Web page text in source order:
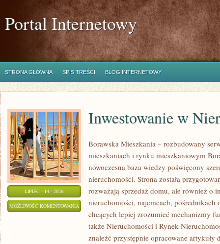
Portal Internetowy
STRONA GŁÓWNA SPIS TREŚCI BLOG INTERNETOWY
LIPIEC - 14 - 2026
MOŻLIWOŚĆ KOMENTOWANIA INWESTOWANIE
NIERUCHOMOŚCI
Inwestowanie w
Borawska Mieszkania – rozbudowany
mieszkaniach i rynku mieszkaniowym
nowoczesna baza wiedzy poświęcony
nieruchomości. Strona została
rozważają sprzedaż domu, ale również o
nieruchomości, najemcach,
chcących lepiej zrozumieć mechanizmy
także Nieruchomości i Rynek
znaleźć przystępnie opracowane artykuły